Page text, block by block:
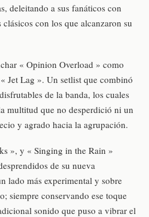
deleitando a sus fanáticos con
con los que alcanzaron su
« Opinion Overload » como
Jet Lag ». Un setlist que combinó
de la banda, los cuales
multitud que no desperdició ni un
y agrado hacia la agrupación.
», y « Singing in the Rain »
de su nueva
lado más experimental y sobre
siempre conservando ese toque
sonido que puso a vibrar el